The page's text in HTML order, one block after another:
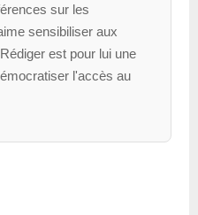
sur les
sensibiliser aux
est pour lui une
l'accès au